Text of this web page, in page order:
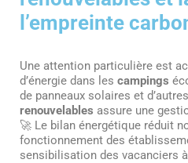
l’empreinte
Une attention particulière est
d’énergie dans les campings
de panneaux solaires et
renouvelables assure une
🚀 Le bilan énergétique réduit
fonctionnement des
sensibilisation des vacanciers